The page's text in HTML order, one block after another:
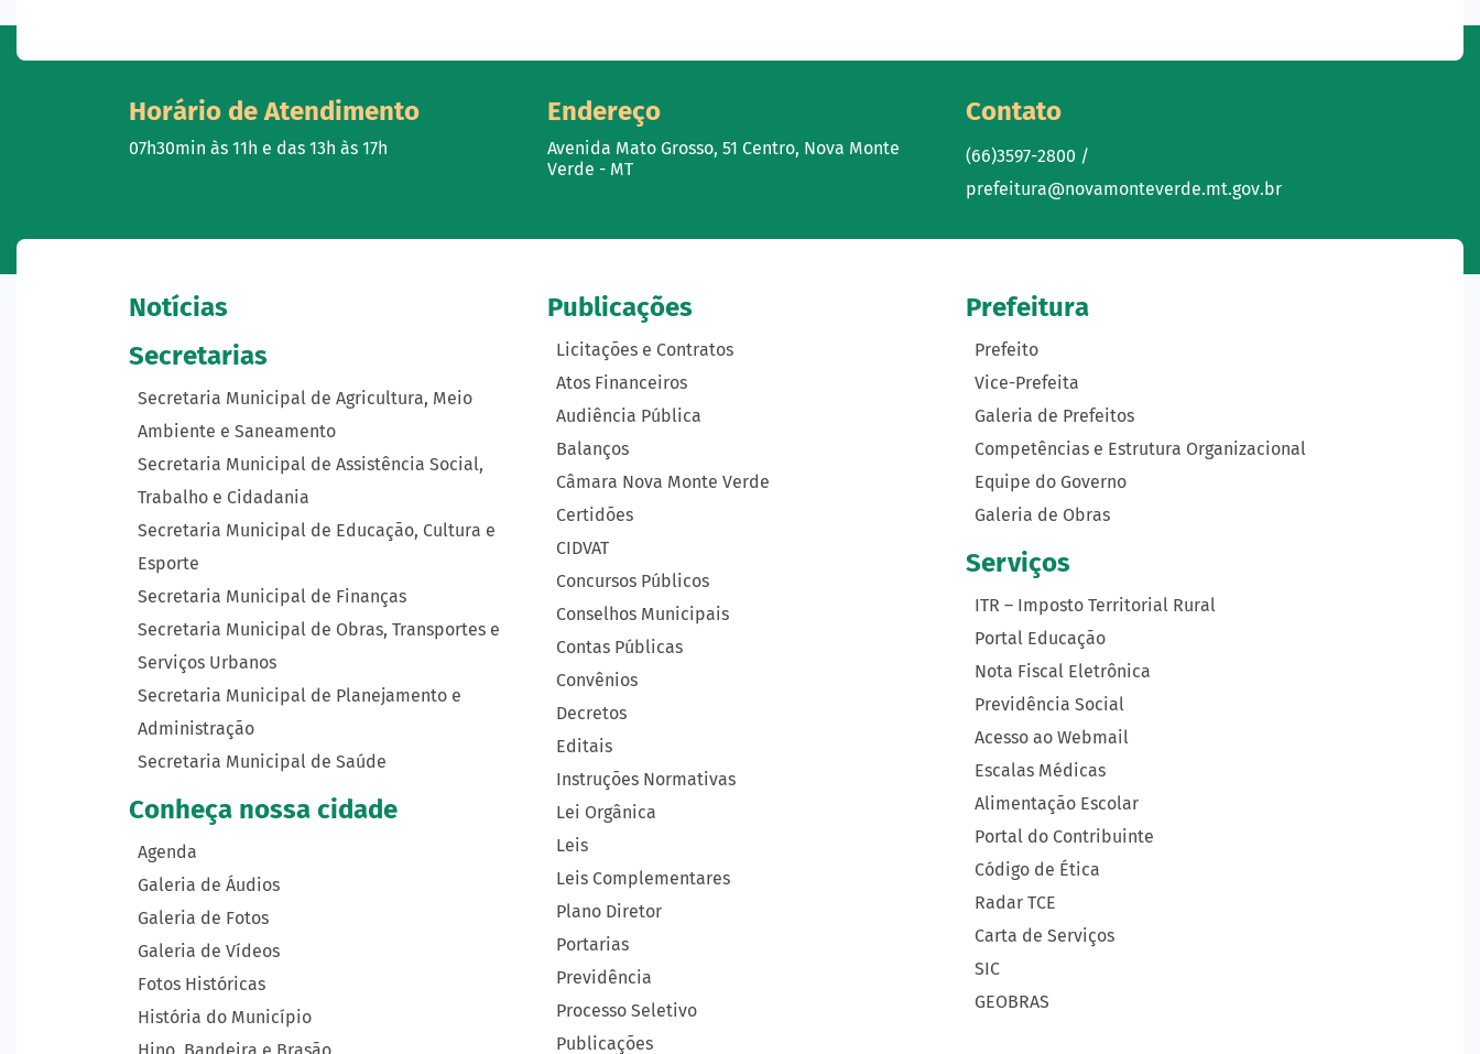
Horário de Atendimento
07h30min às 11h e das 13h às 17h
Endereço
Avenida Mato Grosso, 51 Centro, Nova Monte
Verde - MT
Contato
(66)3597-2800 /
prefeitura@novamonteverde.mt.gov.br
Notícias
Secretarias
Secretaria Municipal de Agricultura, Meio
Ambiente e Saneamento
Secretaria Municipal de Assistência Social,
Trabalho e Cidadania
Secretaria Municipal de Educação, Cultura e
Esporte
Secretaria Municipal de Finanças
Secretaria Municipal de Obras, Transportes e
Serviços Urbanos
Secretaria Municipal de Planejamento e
Administração
Secretaria Municipal de Saúde
Conheça nossa cidade
Agenda
Galeria de Áudios
Galeria de Fotos
Galeria de Vídeos
Fotos Históricas
História do Município
Publicações
Licitações e Contratos
Atos Financeiros
Audiência Pública
Balanços
Câmara Nova Monte Verde
Certidões
CIDVAT
Concursos Públicos
Conselhos Municipais
Contas Públicas
Convênios
Decretos
Editais
Instruções Normativas
Lei Orgânica
Leis
Leis Complementares
Plano Diretor
Portarias
Previdência
Processo Seletivo
Publicações
Prefeitura
Prefeito
Vice-Prefeita
Galeria de Prefeitos
Competências e Estrutura Organizacional
Equipe do Governo
Galeria de Obras
Serviços
ITR – Imposto Territorial Rural
Portal Educação
Nota Fiscal Eletrônica
Previdência Social
Acesso ao Webmail
Escalas Médicas
Alimentação Escolar
Portal do Contribuinte
Código de Ética
Radar TCE
Carta de Serviços
SIC
GEOBRAS